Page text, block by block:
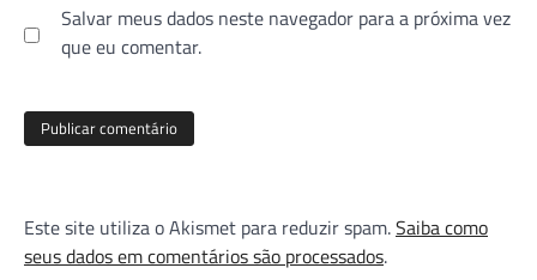
Salvar meus dados neste navegador para a próxima vez
que eu comentar.
Este site utiliza o Akismet para reduzir spam.Saiba como
seus dados em comentários são processados.